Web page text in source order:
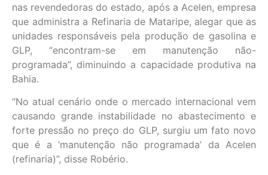
nas revendedoras do estado, após a Acelen, empresa
que administra a Refinaria de Mataripe, alegar que as
unidades responsáveis pela produção de gasolina e
GLP, “encontram-se em manutenção não-
programada”, diminuindo a capacidade produtiva na
Bahia.
“No atual cenário onde o mercado internacional vem
causando grande instabilidade no abastecimento e
forte pressão no preço do GLP, surgiu um fato novo
que é a ‘manutenção não programada’ da Acelen
(refinaria)”, disse Robério.